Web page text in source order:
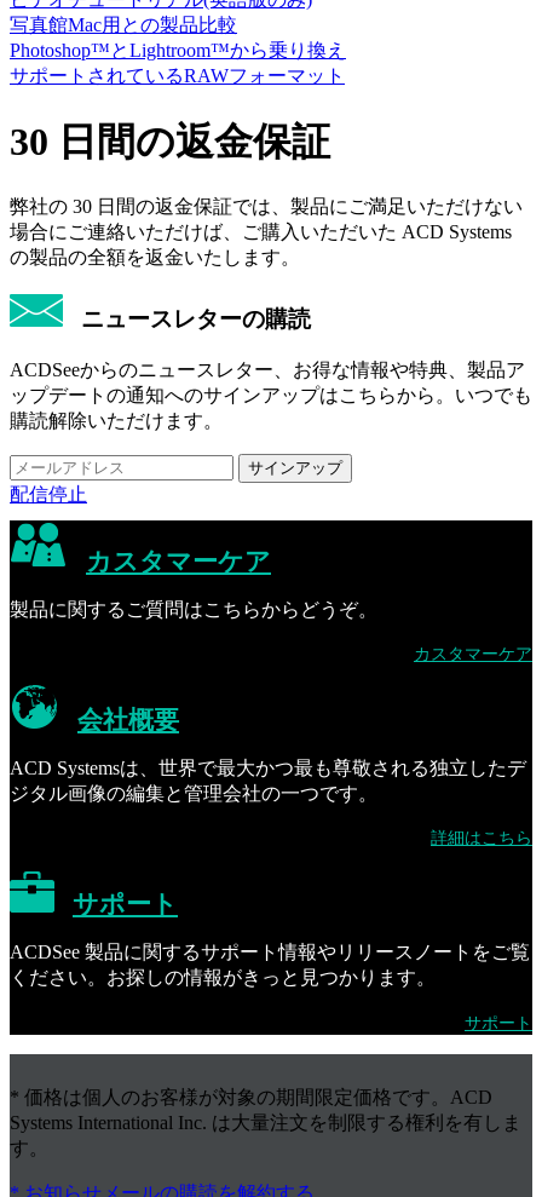
写真館Mac用との製品比較
Photoshop™とLightroom™から乗り換え
サポートされているRAWフォーマット
30 日間の返金保証
弊社の 30 日間の返金保証では、製品にご満足いただけない
場合にご連絡いただけば、ご購入いただいた ACD Systems
の製品の全額を返金いたします。
ニュースレターの購読
ACDSeeからのニュースレター、お得な情報や特典、製品ア
ップデートの通知へのサインアップはこちらから。いつでも
購読解除いただけます。
配信停止
カスタマーケア
製品に関するご質問はこちらからどうぞ。
カスタマーケア
会社概要
ACD Systemsは、世界で最大かつ最も尊敬される独立したデ
ジタル画像の編集と管理会社の一つです。
詳細はこちら
サポート
ACDSee 製品に関するサポート情報やリリースノートをご覧
ください。お探しの情報がきっと見つかります。
サポート
* 価格は個人のお客様が対象の期間限定価格です。ACD
Systems International Inc. は大量注文を制限する権利を有しま
す。